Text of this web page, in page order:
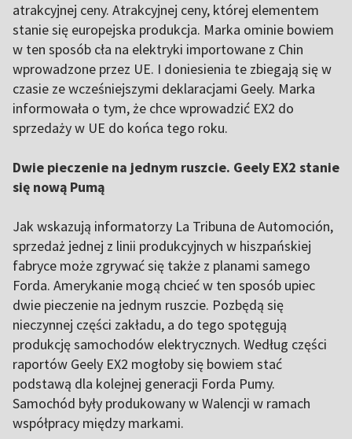
atrakcyjnej ceny. Atrakcyjnej ceny, której elementem
stanie się europejska produkcja. Marka ominie bowiem
w ten sposób cła na elektryki importowane z Chin
wprowadzone przez UE. I doniesienia te zbiegają się w
czasie ze wcześniejszymi deklaracjami Geely. Marka
informowała o tym, że chce wprowadzić EX2 do
sprzedaży w UE do końca tego roku.
Dwie pieczenie na jednym ruszcie. Geely EX2 stanie
się nową Pumą
Jak wskazują informatorzy La Tribuna de Automoción,
sprzedaż jednej z linii produkcyjnych w hiszpańskiej
fabryce może zgrywać się także z planami samego
Forda. Amerykanie mogą chcieć w ten sposób upiec
dwie pieczenie na jednym ruszcie. Pozbędą się
nieczynnej części zakładu, a do tego spotęgują
produkcję samochodów elektrycznych. Według części
raportów Geely EX2 mogłoby się bowiem stać
podstawą dla kolejnej generacji Forda Pumy.
Samochód były produkowany w Walencji w ramach
współpracy między markami.